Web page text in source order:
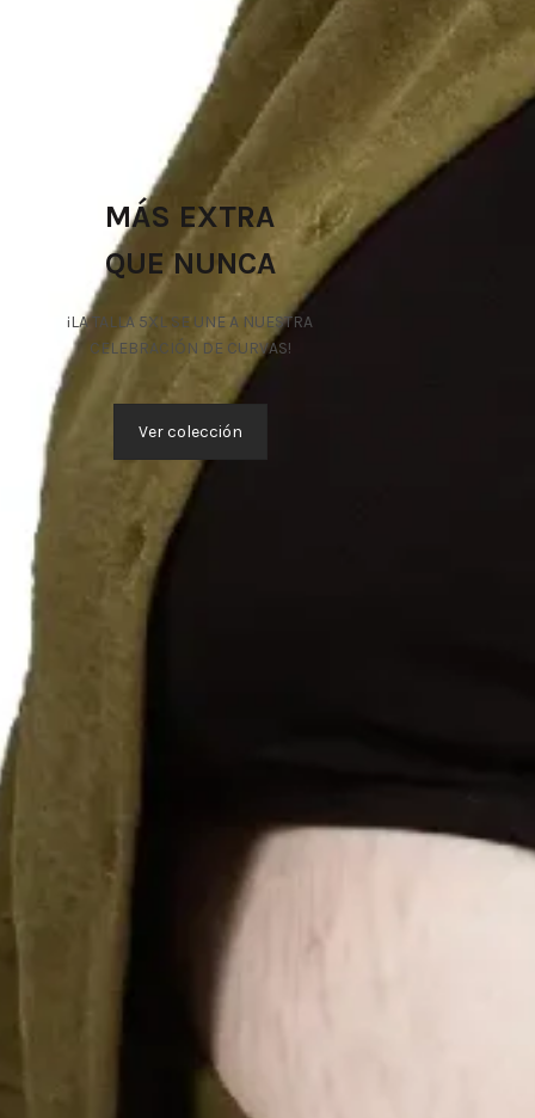
MÁS EXTRA
QUE NUNCA
¡LA TALLA 5XL SE UNE A NUESTRA
CELEBRACIÓN DE CURVAS!
Ver colección